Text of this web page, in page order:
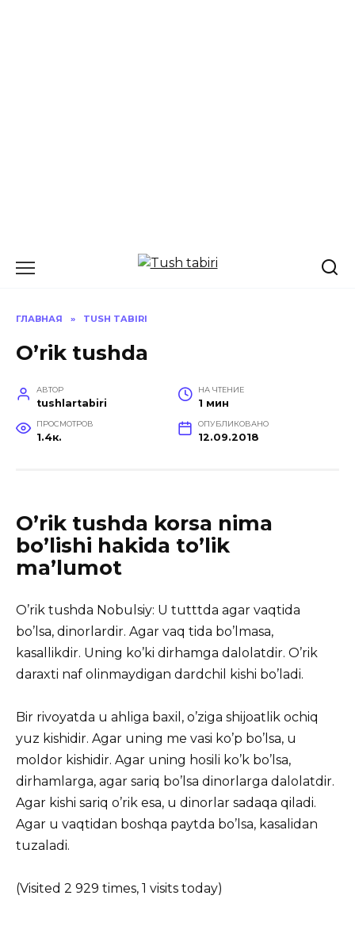
ГЛАВНАЯ » TUSH TABIRI
O’rik tushda
АВТОР
tushlartabiri
НА ЧТЕНИЕ
1 мин
ПРОСМОТРОВ
1.4к.
ОПУБЛИКОВАНО
12.09.2018
O’rik tushda korsa nima
bo’lishi hakida to’lik
ma’lumot
O’rik tushda Nobulsiy: U tutttda agar vaqtida
bo’lsa, dinorlardir. Agar vaq tida bo’lmasa,
kasallikdir. Uning ko’ki dirhamga dalolatdir. O’rik
daraxti naf olinmaydigan dardchil kishi bo’ladi.
Bir rivoyatda u ahliga baxil, o’ziga shijoatlik ochiq
yuz kishidir. Agar uning me vasi ko’p bo’lsa, u
moldor kishidir. Agar uning hosili ko’k bo’lsa,
dirhamlarga, agar sariq bo’lsa dinorlarga dalolatdir.
Agar kishi sariq o’rik esa, u dinorlar sadaqa qiladi.
Agar u vaqtidan boshqa paytda bo’lsa, kasalidan
tuzaladi.
(Visited 2 929 times, 1 visits today)